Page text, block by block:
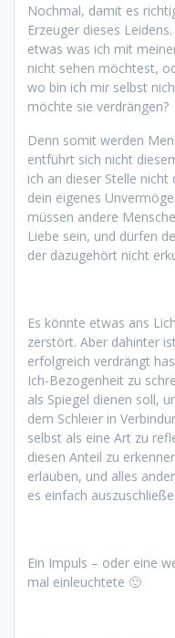
Nochmal, damit es
Erzeuger dieses
etwas was ich mit
nicht sehen möchtest,
wo bin ich mir selbst
möchte sie verdrängen?
Denn somit werden
entführt sich nicht
ich an dieser Stelle
dein eigenes
müssen andere
Liebe sein, und dürfen
der dazugehört nicht
Es könnte etwas ans
zerstört. Aber dahinter
erfolgreich verdrängt
Ich-Bezogenheit zu
als Spiegel dienen soll,
dem Schleier in
selbst als eine Art zu
diesen Anteil zu
erlauben, und alles
es einfach
Ein Impuls – oder eine
mal einleuchtete 🙂